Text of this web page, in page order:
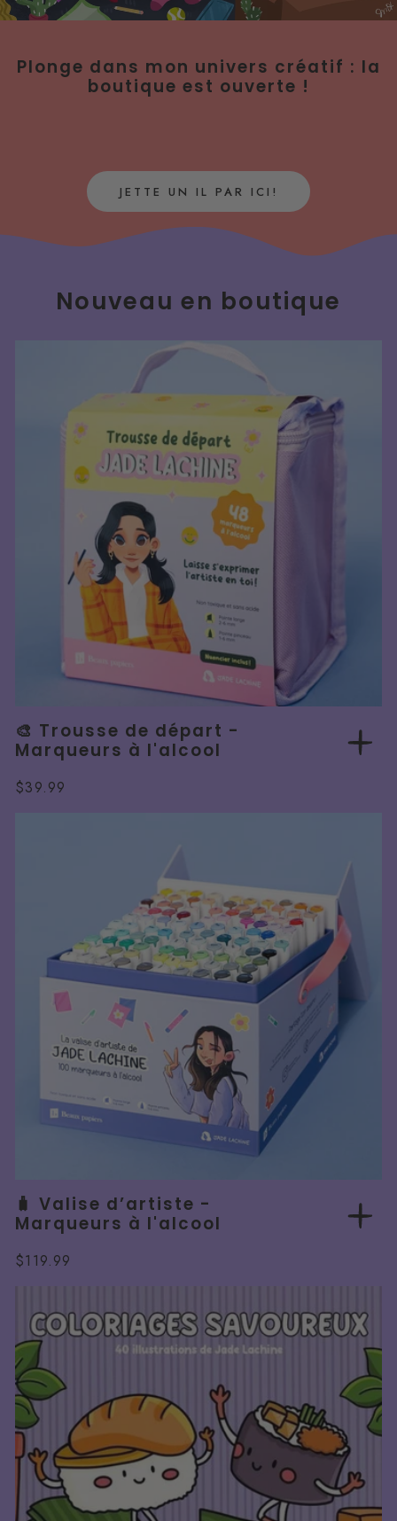
Plonge dans mon univers créatif : la
boutique est ouverte !
JETTE UN IL PAR ICI!
Nouveau en boutique
🎨 Trousse de départ -
Marqueurs à l'alcool
Prix
$39.99
🧳 Valise d’artiste -
Marqueurs à l'alcool
Prix
$119.99